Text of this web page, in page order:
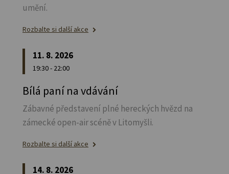
umění.
Rozbalte si další akce
11. 8. 2026
19:30 - 22:00
Bílá paní na vdávání
Zábavné představení plné hereckých hvězd na
zámecké open-air scéně v Litomyšli.
Rozbalte si další akce
14. 8. 2026